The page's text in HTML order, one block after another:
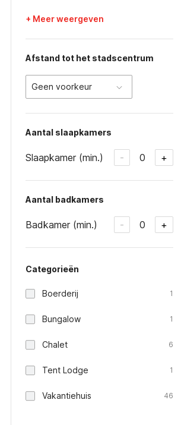
+ Meer weergeven
Afstand tot het stadscentrum
Geen voorkeur
Aantal slaapkamers
Slaapkamer (min.) - 0 +
Aantal badkamers
Badkamer (min.) - 0 +
Categorieën
Boerderij 1
Bungalow 1
Chalet 6
Tent Lodge 1
Vakantiehuis 46